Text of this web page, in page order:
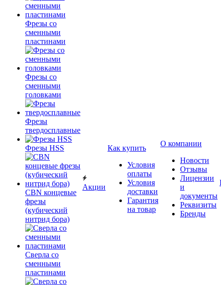
Фрезы со
сменными
пластинами
Фрезы со
сменными
головками
Фрезы
твердосплавные
Фрезы HSS
CBN концевые
фрезы
(кубический
нитрид бора)
Сверла со
сменными
пластинами
Акции
Как купить
Условия
оплаты
Условия
доставки
Гарантия
на товар
О компании
Новости
Отзывы
Лицензии
и
документы
Реквизиты
Бренды